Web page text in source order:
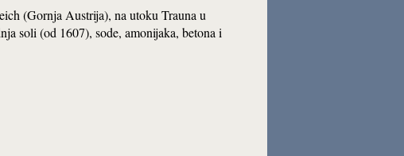
(Gornja Austrija), na utoku Trauna u
soli (od 1607), sode, amonijaka, betona i